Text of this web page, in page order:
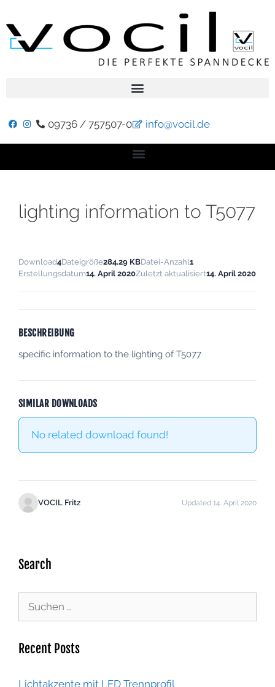
09736 / 757507-0 info@vocil.de
lighting information to T5077
Download4Dateigröße284.29 KBDatei-Anzahl1
Erstellungsdatum14. April 2020Zuletzt aktualisiert14. April 2020
BESCHREIBUNG
specific information to the lighting of T5077
SIMILAR DOWNLOADS
No related download found!
VOCIL Fritz Updated 14. April 2020
Search
Recent Posts
Lichtakzente mit LED Trennprofil